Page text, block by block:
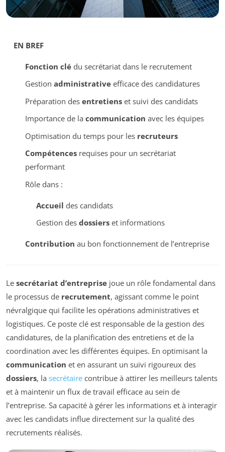
EN BREF
Fonction clédu secrétariat dans le recrutement
Gestion administrativeefficace des candidatures
Préparation des entretienset suivi des candidats
Importance de la communication avec les équipes
Optimisation du temps pour les recruteurs
Compétencesrequises pour un secrétariat
performant
Rôle dans :
Accueil des candidats
Gestion des dossiers et informations
Contribution au bon fonctionnement de l’entreprise
Le secrétariat d’entreprise joue un rôle fondamental dans
le processus de recrutement, agissant comme le point
névralgique qui facilite les opérations administratives et
logistiques. Ce poste clé est responsable de la gestion des
candidatures, de la planification des entretiens et de la
coordination avec les différentes équipes. En optimisant la
communication et en assurant un suivi rigoureux des
dossiers, la secrétaire contribue à attirer les meilleurs talents
et à maintenir un flux de travail efficace au sein de
l’entreprise. Sa capacité à gérer les informations et à interagir
avec les candidats influe directement sur la qualité des
recrutements réalisés.